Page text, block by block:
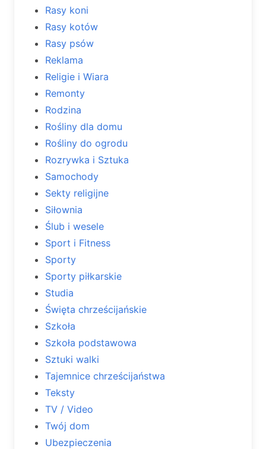
Rasy koni
Rasy kotów
Rasy psów
Reklama
Religie i Wiara
Remonty
Rodzina
Rośliny dla domu
Rośliny do ogrodu
Rozrywka i Sztuka
Samochody
Sekty religijne
Siłownia
Ślub i wesele
Sport i Fitness
Sporty
Sporty piłkarskie
Studia
Święta chrześcijańskie
Szkoła
Szkoła podstawowa
Sztuki walki
Tajemnice chrześcijaństwa
Teksty
TV / Video
Twój dom
Ubezpieczenia